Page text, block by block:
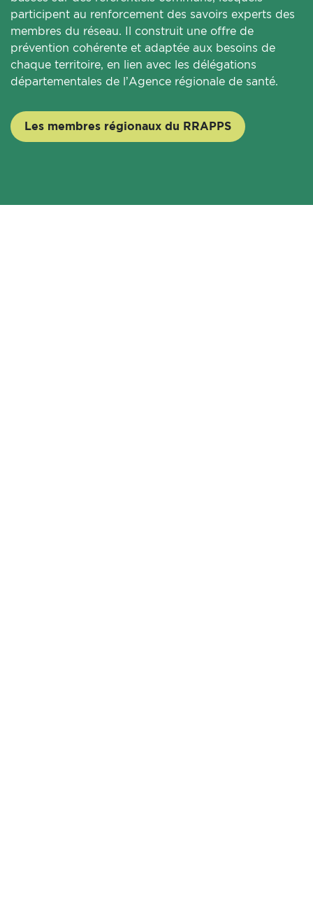
participent au renforcement des savoirs experts des
membres du réseau. Il construit une offre de
prévention cohérente et adaptée aux besoins de
chaque territoire, en lien avec les délégations
départementales de l’Agence régionale de santé.
Les membres régionaux du RRAPPS